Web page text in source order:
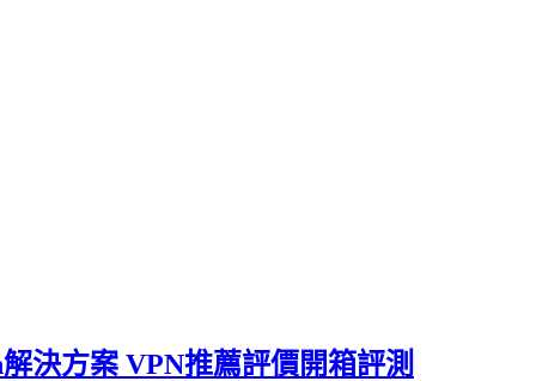
決方案 VPN推薦評價開箱評測